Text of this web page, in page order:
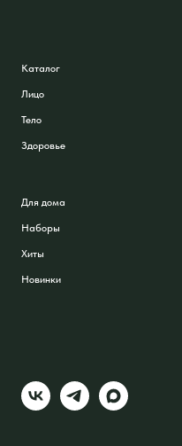
Каталог
Лицо
Тело
Здоровье
Для дома
Наборы
Хиты
Новинки